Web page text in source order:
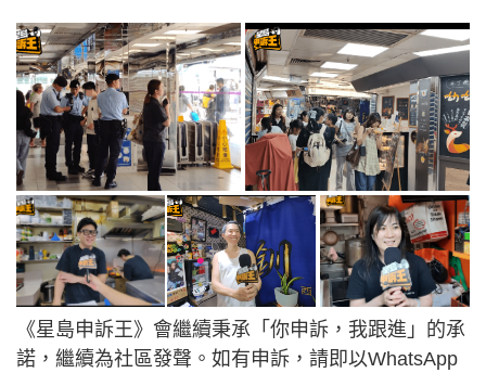
《星島申訴王》會繼續秉承「你申訴，我跟進」的承
諾，繼續為社區發聲。如有申訴，請即以WhatsApp